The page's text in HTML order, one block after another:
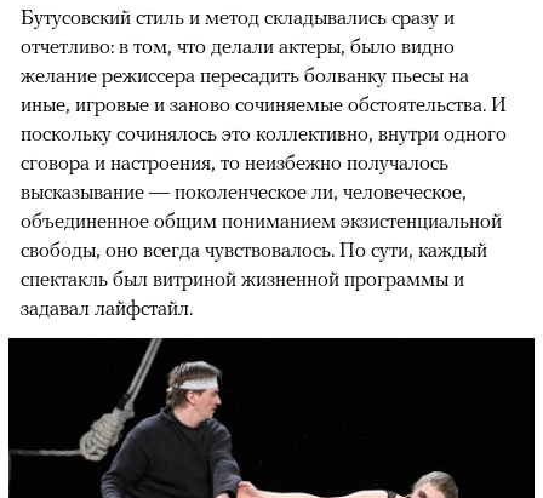
Бутусовский стиль и метод складывались сразу и
отчетливо: в том, что делали актеры, было видно
желание режиссера пересадить болванку пьесы на
иные, игровые и заново сочиняемые обстоятельства. И
поскольку сочинялось это коллективно, внутри одного
сговора и настроения, то неизбежно получалось
высказывание — поколенческое ли, человеческое,
объединенное общим пониманием экзистенциальной
свободы, оно всегда чувствовалось. По сути, каждый
спектакль был витриной жизненной программы и
задавал лайфстайл.